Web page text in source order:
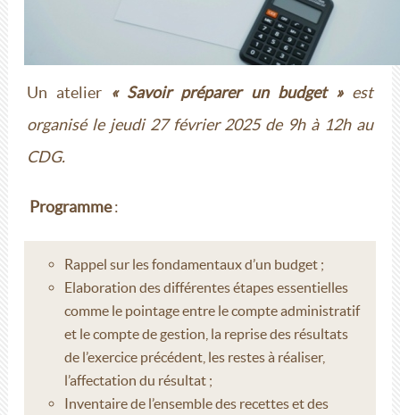
Un atelier « Savoir préparer un budget »est
organisé le jeudi 27 février 2025 de 9h à 12h au
CDG.
Programme:
Rappel sur les fondamentaux d’un budget ;
Elaboration des différentes étapes essentielles
comme le pointage entre le compte administratif
et le compte de gestion, la reprise des résultats
de l’exercice précédent, les restes à réaliser,
l’affectation du résultat ;
Inventaire de l’ensemble des recettes et des